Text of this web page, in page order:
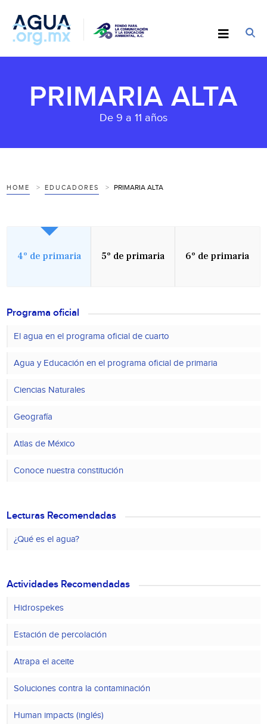
PRIMARIA ALTA
De 9 a 11 años
HOME EDUCADORES PRIMARIA ALTA
4º de primaria 5º de primaria 6º de primaria
Programa oficial
El agua en el programa oficial de cuarto
Agua y Educación en el programa oficial de primaria
Ciencias Naturales
Geografía
Atlas de México
Conoce nuestra constitución
Lecturas Recomendadas
¿Qué es el agua?
Actividades Recomendadas
Hidrospekes
Estación de percolación
Atrapa el aceite
Soluciones contra la contaminación
Human impacts (inglés)